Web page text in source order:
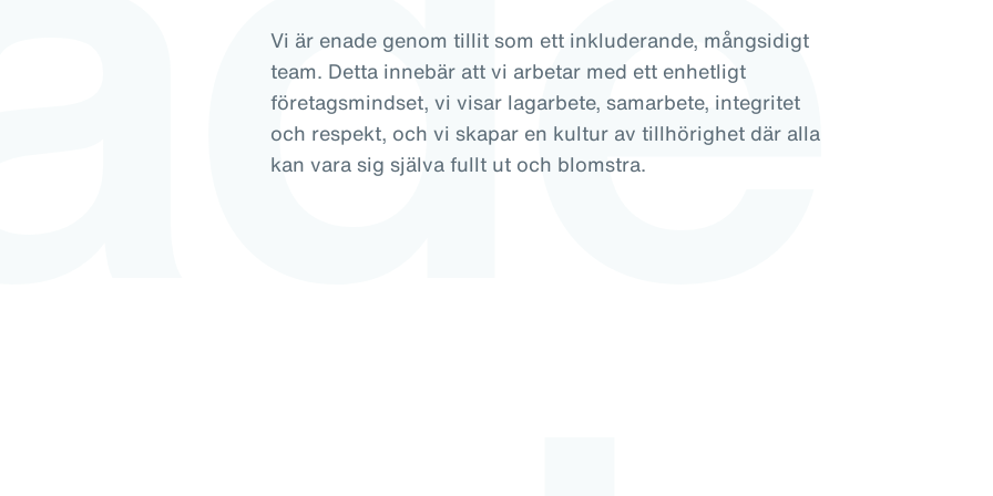
Vi är enade genom tillit som ett inkluderande, mångsidigt
team. Detta innebär att vi arbetar med ett enhetligt
företagsmindset, vi visar lagarbete, samarbete, integritet
och respekt, och vi skapar en kultur av tillhörighet där alla
kan vara sig själva fullt ut och blomstra.